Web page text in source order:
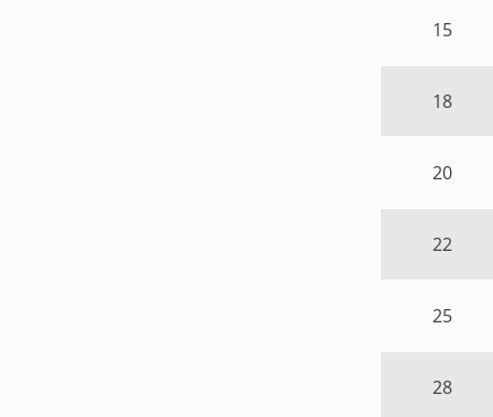
15
18
20
22
25
28